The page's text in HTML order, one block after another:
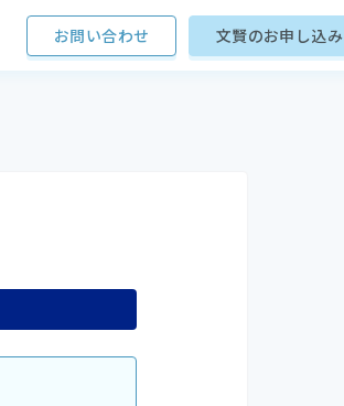
お問い合わせ 文賢のお申し込み